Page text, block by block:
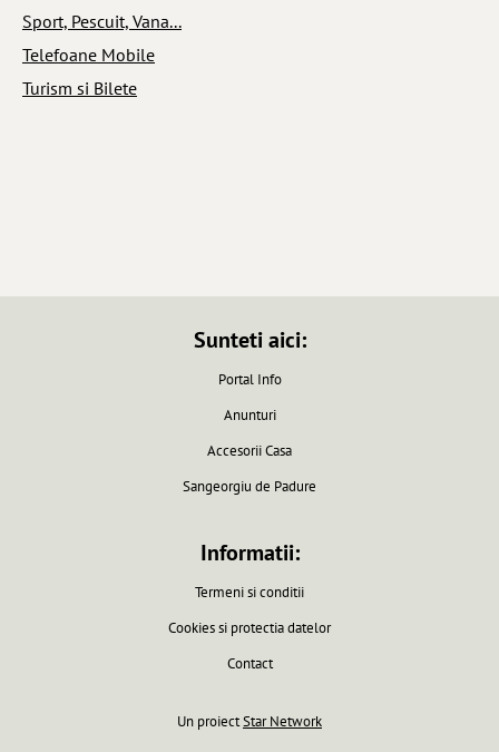
Sport, Pescuit, Vana...
Telefoane Mobile
Turism si Bilete
Sunteti aici:
Portal Info
Anunturi
Accesorii Casa
Sangeorgiu de Padure
Informatii:
Termeni si conditii
Cookies si protectia datelor
Contact
Un proiectStar Network